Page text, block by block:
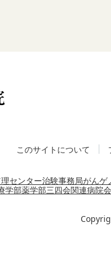
このサイトについて
センター治験事務局がんゲ
学部薬学部三四会関連病院会